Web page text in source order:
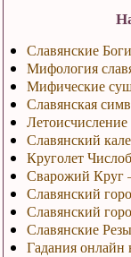
Славянские
Мифология
Мифические
Славянская
Летоисчисление
Славянский
Круголет
Сварожий Круг
Славянский
Славянский
Славянские Резы
Гадания онлайн